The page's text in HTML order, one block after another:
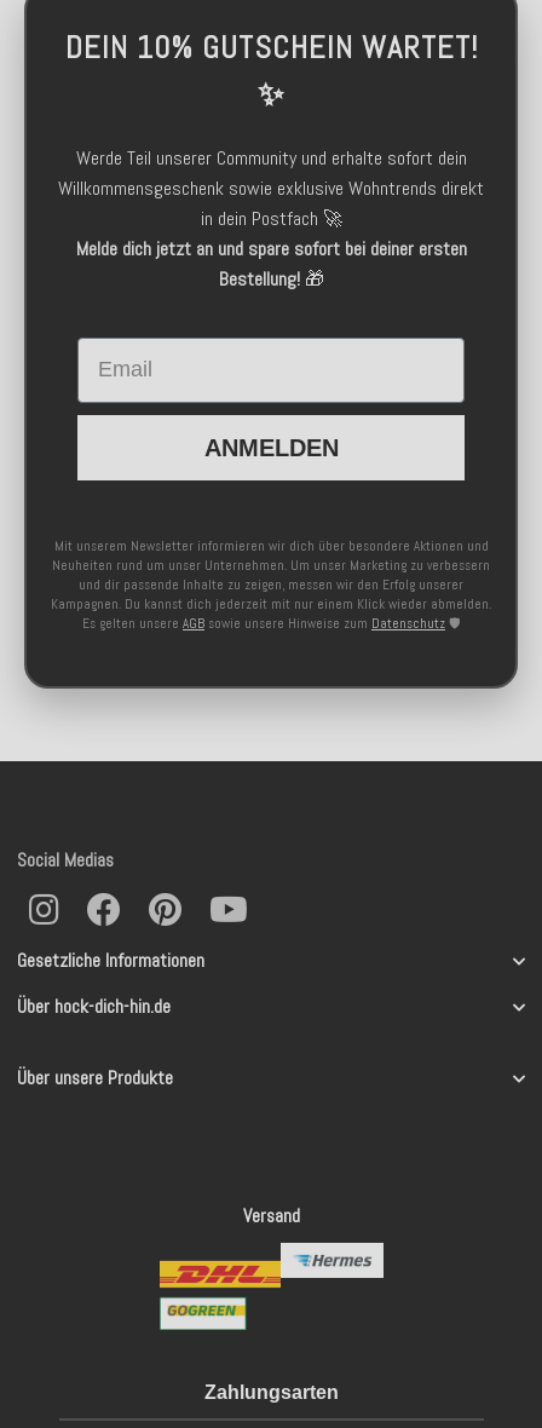
DEIN 10% GUTSCHEIN WARTET!
✨
Werde Teil unserer Community und erhalte sofort dein
Willkommensgeschenk sowie exklusive Wohntrends direkt
in dein Postfach 🚀
Melde dich jetzt an und spare sofort bei deiner ersten
Bestellung!🎁
Email
ANMELDEN
Mit unserem Newsletter informieren wir dich über besondere Aktionen und
Neuheiten rund um unser Unternehmen. Um unser Marketing zu verbessern
und dir passende Inhalte zu zeigen, messen wir den Erfolg unserer
Kampagnen. Du kannst dich jederzeit mit nur einem Klick wieder abmelden.
Es gelten unsere AGB sowie unsere Hinweise zum Datenschutz 🛡️
Gesetzliche Informationen
Über hock-dich-hin.de
Über unsere Produkte
Social Medias
Versand
Zahlungsarten